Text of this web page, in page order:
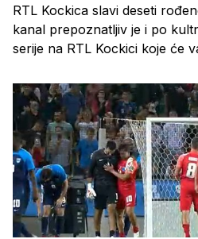
RTL Kockica slavi deseti
kanal prepoznatljiv je i po
serije na RTL Kockici koje će